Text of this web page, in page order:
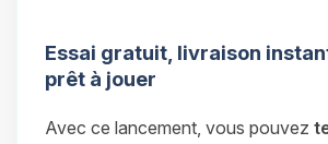
Essai gratuit, livraison
prêt à jouer
Avec ce lancement, vous pouvez